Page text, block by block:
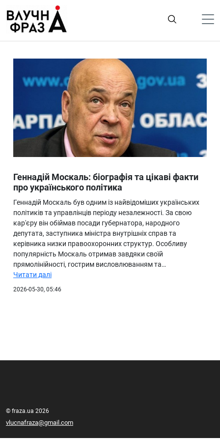
содержимому
Лайфстайл
ТехноНаука
Ukraine
Про нас
Геннадій Москаль: біографія та цікаві факти
про українського політика
Геннадій Москаль був одним із найвідоміших українських
політиків та управлінців періоду незалежності. За свою
кар'єру він обіймав посади губернатора, народного
депутата, заступника міністра внутрішніх справ та
керівника низки правоохоронних структур. Особливу
популярність Москаль отримав завдяки своїй
прямолінійності, гострим висловлюванням та…
Читати далі
2026-05-30, 05:46
© fraza.ua 2026
vlucnafraza@gmail.com